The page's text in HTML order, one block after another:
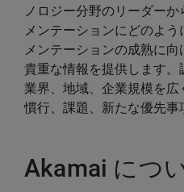
ノロジー分野のリーダー
メンテーションにどのよ
メンテーションの成熟に
貴重な情報を提供します
業界、地域、企業規模を
慣行、課題、新たな優先事
Akamai につ